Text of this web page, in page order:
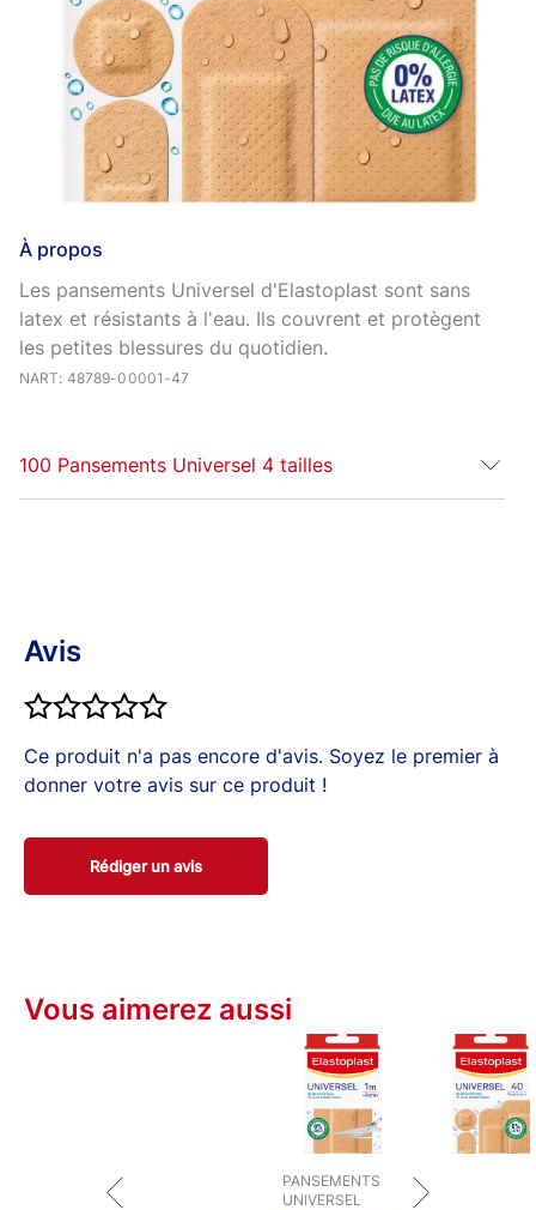
À propos
Les pansements Universel d'Elastoplast sont sans
latex et résistants à l'eau. Ils couvrent et protègent
les petites blessures du quotidien.
NART: 48789-00001-47
100 Pansements Universel 4 tailles
compresse non collante protège la plaie et amortit
pansementde rester bien en place.
Avis
Ce produit n'a pas encore d'avis. Soyez le premier à
donner votre avis sur ce produit !
Rédiger un avis
Vous aimerez aussi
PANSEMENTS
UNIVERSEL